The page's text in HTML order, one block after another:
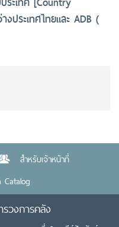
งประเทศไทยและ ADB (
สำหรับเจ้าหน้าที่
Catalog
วงการคลัง